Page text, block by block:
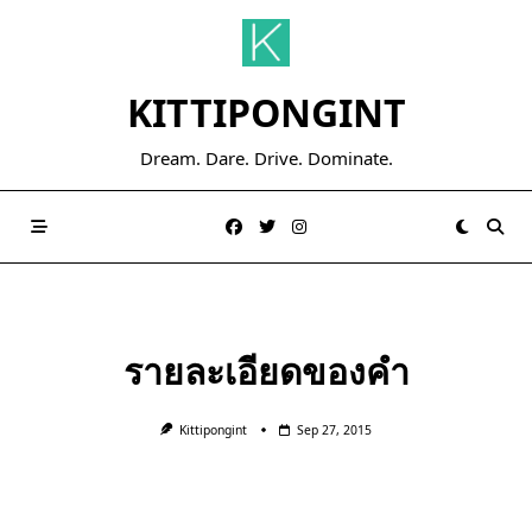
KITTIPONGINT
Dream. Dare. Drive. Dominate.
รายละเอียดของคำ
Kittipongint Sep 27, 2015